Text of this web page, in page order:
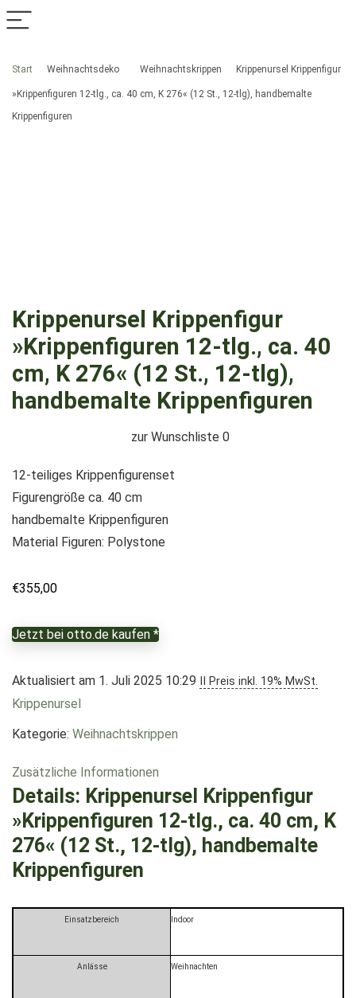
Start Weihnachtsdeko Weihnachtskrippen Krippenursel Krippenfigur
»Krippenfiguren 12-tlg., ca. 40 cm, K 276« (12 St., 12-tlg), handbemalte
Krippenfiguren
Krippenursel Krippenfigur
»Krippenfiguren 12-tlg., ca. 40
cm, K 276« (12 St., 12-tlg),
handbemalte Krippenfiguren
zur Wunschliste 0
12-teiliges Krippenfigurenset
Figurengröße ca. 40 cm
handbemalte Krippenfiguren
Material Figuren: Polystone
€355,00
Jetzt bei otto.de kaufen *
Aktualisiert am 1. Juli 2025 10:29 II Preis inkl. 19% MwSt.
Krippenursel
Kategorie: Weihnachtskrippen
Zusätzliche Informationen
Details: Krippenursel Krippenfigur
»Krippenfiguren 12-tlg., ca. 40 cm, K
276« (12 St., 12-tlg), handbemalte
Krippenfiguren
Einsatzbereich Indoor
Anlässe Weihnachten